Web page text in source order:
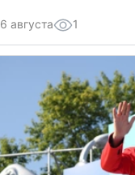
6 августа 1